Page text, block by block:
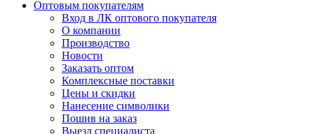
Оптовым покупателям
Вход в ЛК оптового покупателя
О компании
Производство
Новости
Заказать оптом
Комплексные поставки
Цены и скидки
Нанесение символики
Пошив на заказ
Выезд специалиста